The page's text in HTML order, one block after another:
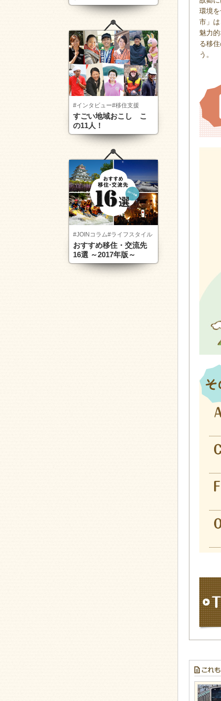
環境
市」
魅力
る移
う。
#インタビュー#移住支援
すごい地域おこし こ
の11人！
#JOINコラム#ライフスタイル
おすすめ移住・交流先
16選 ～2017年版～